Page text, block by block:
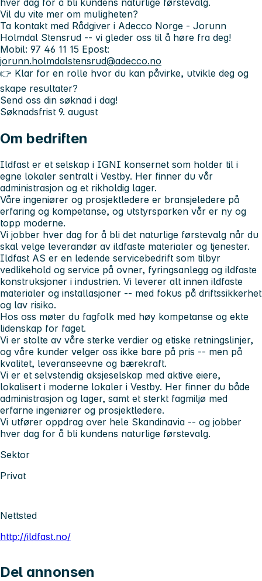
Vil du vite mer om muligheten?
Ta kontakt med Rådgiver i Adecco Norge - Jorunn
Holmdal Stensrud -- vi gleder oss til å høre fra deg!
Mobil: 97 46 11 15 Epost:
jorunn.holmdalstensrud@adecco.no
👉 Klar for en rolle hvor du kan påvirke, utvikle deg og
skape resultater?
Send oss din søknad i dag!
Søknadsfrist 9. august
Om bedriften
Ildfast er et selskap i IGNI konsernet som holder til i
egne lokaler sentralt i Vestby. Her finner du vår
administrasjon og et rikholdig lager.
Våre ingeniører og prosjektledere er bransjeledere på
erfaring og kompetanse, og utstyrsparken vår er ny og
topp moderne.
Vi jobber hver dag for å bli det naturlige førstevalg når du
skal velge leverandør av ildfaste materialer og tjenester.
Ildfast AS er en ledende servicebedrift som tilbyr
vedlikehold og service på ovner, fyringsanlegg og ildfaste
konstruksjoner i industrien. Vi leverer alt innen ildfaste
materialer og installasjoner -- med fokus på driftssikkerhet
og lav risiko.
Hos oss møter du fagfolk med høy kompetanse og ekte
lidenskap for faget.
Vi er stolte av våre sterke verdier og etiske retningslinjer,
og våre kunder velger oss ikke bare på pris -- men på
kvalitet, leveranseevne og bærekraft.
Vi er et selvstendig aksjeselskap med aktive eiere,
lokalisert i moderne lokaler i Vestby. Her finner du både
administrasjon og lager, samt et sterkt fagmiljø med
erfarne ingeniører og prosjektledere.
Vi utfører oppdrag over hele Skandinavia -- og jobber
hver dag for å bli kundens naturlige førstevalg.
Sektor
Privat
Nettsted
http://ildfast.no/
Del annonsen